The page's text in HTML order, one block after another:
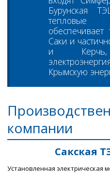
Бурунская
тепловые
Саки и
и Керчь,
Крымскую
компании
Сакская
Установленная электрическая